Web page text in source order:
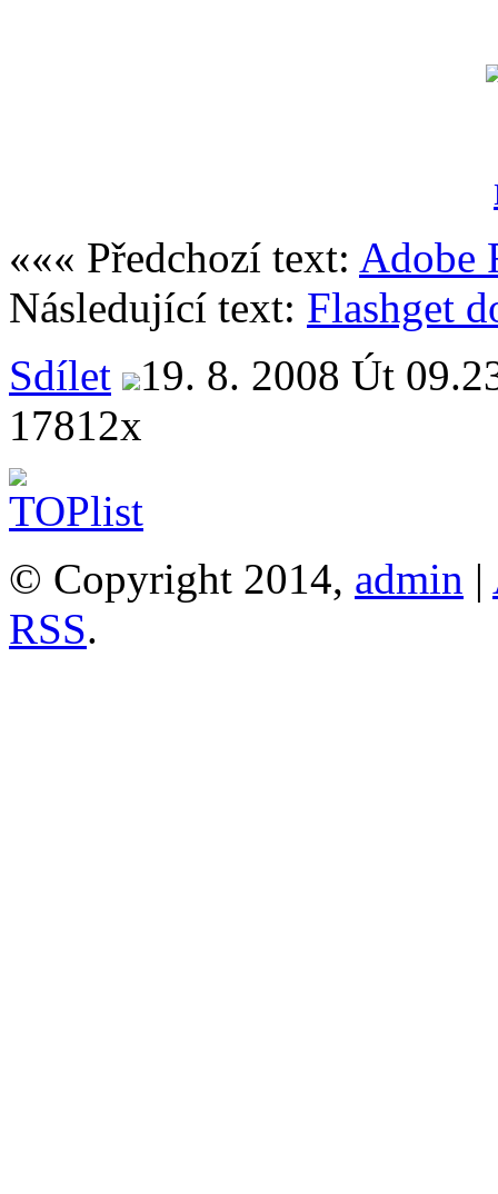
««« Předchozí text: Adobe
Následující text: Flashget
Sdílet
19. 8. 2008 Út
17812x
© Copyright 2014, admin |
RSS.